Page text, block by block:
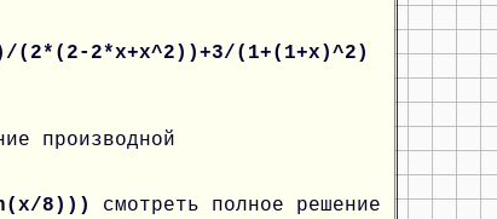
2*x+x^2))+3/(1+(1+x)^2)
производной
8))) смотреть полное решение